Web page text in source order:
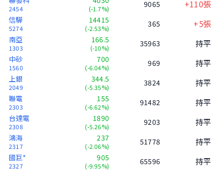
2454 (-1.7%) 9065 +110張
信驊
5274
14415
(-2.53%) 365 +5張
南亞
1303
166.5
(-10%) 35963 持平
中砂
1560
700
(-6.04%) 969 持平
上銀
2049
344.5
(-5.35%) 3824 持平
聯電
2303
155
(-6.62%) 91482 持平
台達電
2308
1890
(-5.26%) 9203 持平
鴻海
2317
237
(-2.06%) 51778 持平
國巨*
2327
905
(-9.95%) 65596 持平